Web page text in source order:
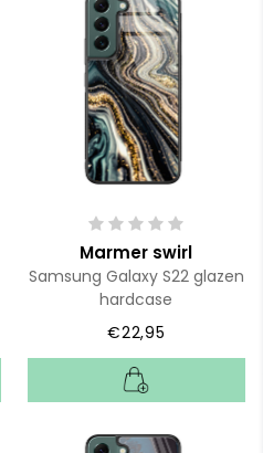
Marmer swirl
Samsung Galaxy S22 glazen
hardcase
€22,95